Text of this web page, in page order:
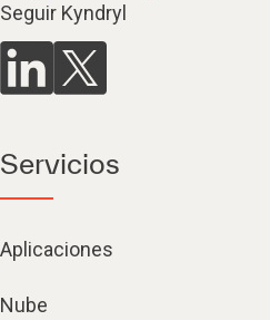
Seguir Kyndryl
Servicios
Aplicaciones
Nube